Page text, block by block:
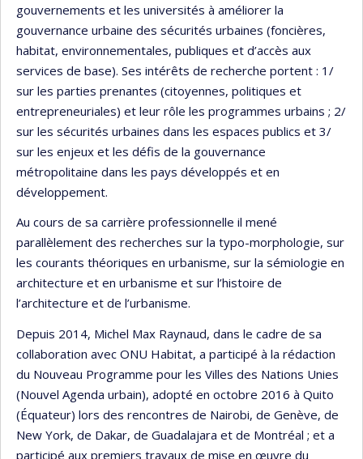
gouvernements et les universités à améliorer la
gouvernance urbaine des sécurités urbaines (foncières,
habitat, environnementales, publiques et d’accès aux
services de base). Ses intérêts de recherche portent : 1/
sur les parties prenantes (citoyennes, politiques et
entrepreneuriales) et leur rôle les programmes urbains ; 2/
sur les sécurités urbaines dans les espaces publics et 3/
sur les enjeux et les défis de la gouvernance
métropolitaine dans les pays développés et en
développement.
Au cours de sa carrière professionnelle il mené
parallèlement des recherches sur la typo-morphologie, sur
les courants théoriques en urbanisme, sur la sémiologie en
architecture et en urbanisme et sur l’histoire de
l’architecture et de l’urbanisme.
Depuis 2014, Michel Max Raynaud, dans le cadre de sa
collaboration avec ONU Habitat, a participé à la rédaction
du Nouveau Programme pour les Villes des Nations Unies
(Nouvel Agenda urbain), adopté en octobre 2016 à Quito
(Équateur) lors des rencontres de Nairobi, de Genève, de
New York, de Dakar, de Guadalajara et de Montréal ; et a
participé aux premiers travaux de mise en œuvre du